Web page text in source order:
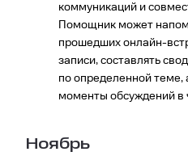
коммуникаций и
Помощник может
прошедших онлайн-
записи, составлять
по определенной
моменты обсуждений в
Ноябрь